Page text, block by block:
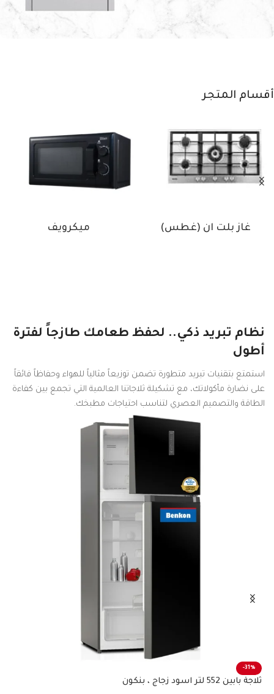
طهي أسرع ونتائج مبهرة
أقسام المتجر
غاز بلت ان (غطس) ميكرويف
نظام تبريد ذكي.. لحفظ طعامك طازجاً لفترة
أطول
استمتع بتقنيات تبريد متطورة تضمن توزيعاً مثالياً للهواء وحفاظاً فائقاً
على نضارة مأكولاتك، مع تشكيلة ثلاجاتنا العالمية التي تجمع بين كفاءة
الطاقة والتصميم العصري لتناسب احتياجات مطبخك.
-31%
ثلاجة بابين 552 لتر اسود زجاج ، بنكون